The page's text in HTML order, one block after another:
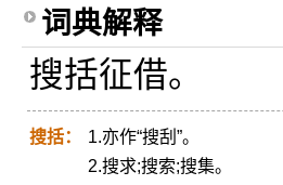
词典解释
搜括征借。
搜括：
1.亦作“搜刮”。
2.搜求;搜索;搜集。